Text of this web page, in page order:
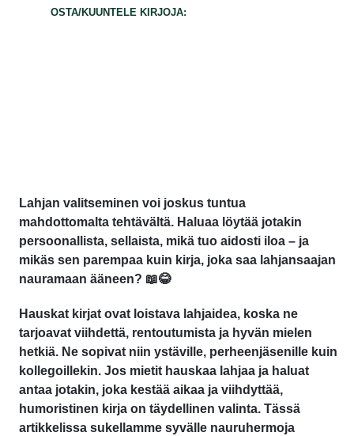
OSTA/KUUNTELE KIRJOJA:
Lahjan valitseminen voi joskus tuntua
mahdottomalta tehtävältä. Haluaa löytää jotakin
persoonallista, sellaista, mikä tuo aidosti iloa – ja
mikäs sen parempaa kuin kirja, joka saa lahjansaajan
nauramaan ääneen? 📖😂
Hauskat kirjat ovat loistava lahjaidea, koska ne
tarjoavat viihdettä, rentoutumista ja hyvän mielen
hetkiä. Ne sopivat niin ystäville, perheenjäsenille kuin
kollegoillekin. Jos mietit hauskaa lahjaa ja haluat
antaa jotakin, joka kestää aikaa ja viihdyttää,
humoristinen kirja on täydellinen valinta. Tässä
artikkelissa sukellamme syvälle nauruhermoja